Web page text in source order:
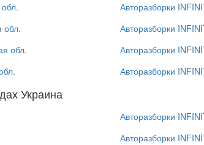
Авторазборки
обл.
Авторазборки
обл.
Авторазборки
Авторазборки
Украина
Авторазборки
Авторазборки